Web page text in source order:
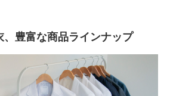
、豊富な商品ラインナップ